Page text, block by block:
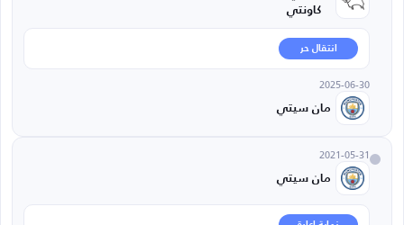
كاونتي
انتقال حر
2025-06-30
مان سيتي
2021-05-31
مان سيتي